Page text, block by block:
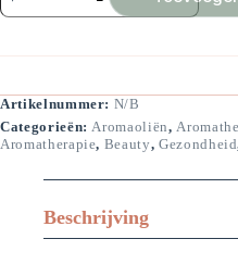
aantal
Artikelnummer: N/B
Categorieën:Aromaoliën,
Aromatherapie, Beauty, Gezondheid
Beschrijving